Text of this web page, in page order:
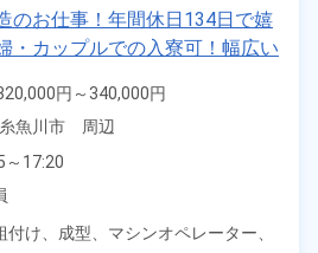
のお仕事！年間休日134日で嬉
・カップルでの入寮可！幅広い
時給1,400円！マイカー・バイ
から無料送迎もあり！正社員登
糸魚川市》
円～340,000円
円～1,400円
魚川市　周辺
～17:20
05:45
け、 成型、 マシンオペレーター、